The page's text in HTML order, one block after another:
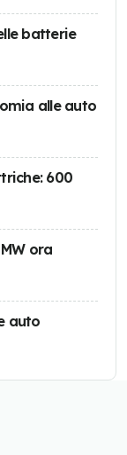
batterie
alle auto
600
ora
auto